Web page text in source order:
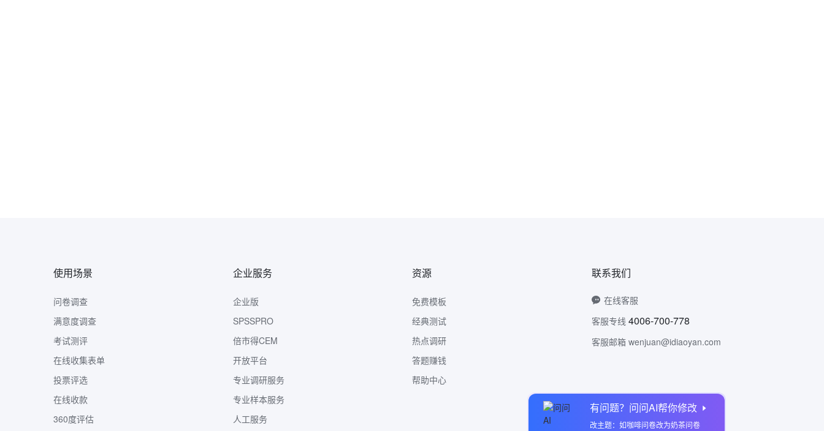
有问题？问问AI帮你修改
改主题：如咖啡问卷改为奶茶问卷
使用场景
问卷调查
满意度调查
考试测评
在线收集表单
投票评选
在线收款
360度评估
企业服务
企业版
SPSSPRO
倍市得CEM
开放平台
专业调研服务
专业样本服务
人工服务
资源
免费模板
经典测试
热点调研
答题赚钱
帮助中心
联系我们
在线客服
客服专线 4006-700-778
客服邮箱 wenjuan@idiaoyan.com
问卷网公众号